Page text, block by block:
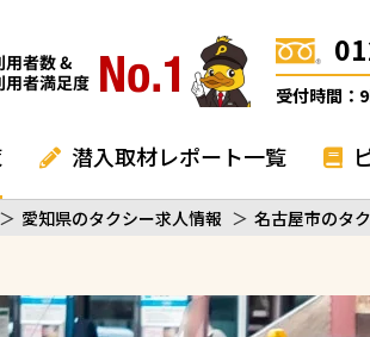
受付時間：
潜入取材レポート一覧
＞ 愛知県のタクシー求人情報 ＞ 名古屋市のタ